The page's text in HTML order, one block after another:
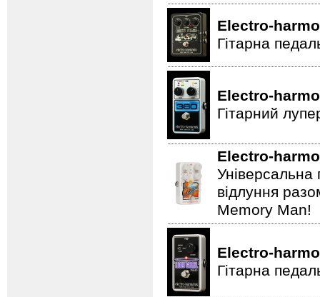
Electro-
Гітарна
Electro-
Гітарний
Electro-
Універсальна
відлуння
Memory Man!
Electro-
Гітарна